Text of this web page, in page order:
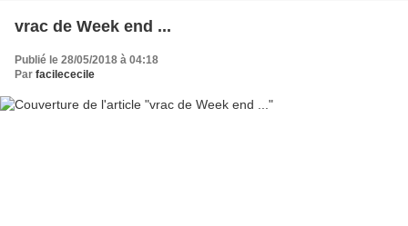
vrac de Week end ...
Publié le 28/05/2018 à 04:18
Par facilececile